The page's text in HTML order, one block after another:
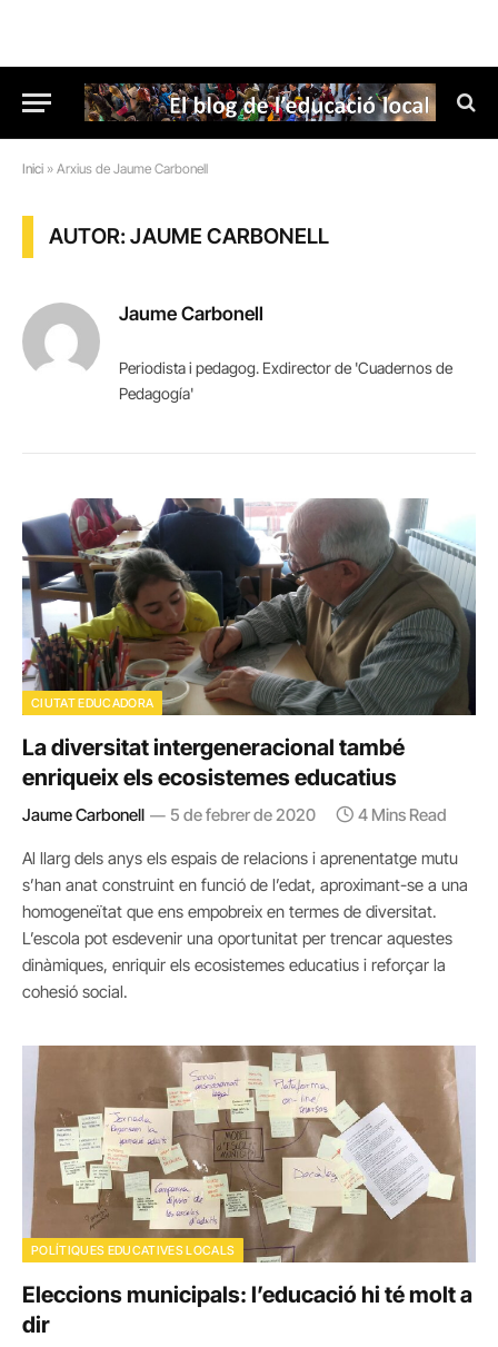
Inici » Arxius de Jaume Carbonell
AUTOR: JAUME CARBONELL
Jaume Carbonell
Periodista i pedagog. Exdirector de 'Cuadernos de
Pedagogía'
CIUTAT EDUCADORA
La diversitat intergeneracional també
enriqueix els ecosistemes educatius
Jaume Carbonell 5 de febrer de 2020 4 Mins Read
Al llarg dels anys els espais de relacions i aprenentatge mutu
s’han anat construint en funció de l’edat, aproximant-se a una
homogeneïtat que ens empobreix en termes de diversitat.
L’escola pot esdevenir una oportunitat per trencar aquestes
dinàmiques, enriquir els ecosistemes educatius i reforçar la
cohesió social.
POLÍTIQUES EDUCATIVES LOCALS
Eleccions municipals: l’educació hi té molt a
dir